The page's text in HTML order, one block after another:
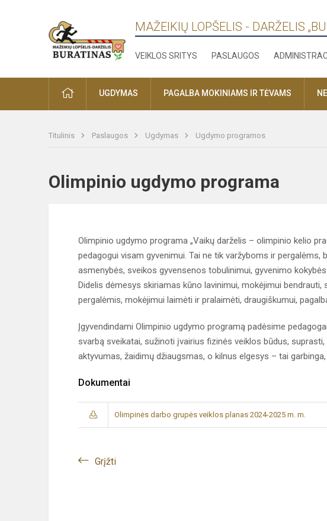
MAŽEIKIŲ LOPŠELIS - DARŽELIS
VEIKLOS SRITYS PASLAUGOS
PRADŽIAUGDYMAS PAGALBA MOKINIAMS IR TĖVAMS
Titulinis Paslaugos Ugdymas Ugdymo programos
Olimpinio ugdymo programa
Olimpinio ugdymo programa „Vaikų darželis – olimpinio kelio
pedagogui visam gyvenimui. Tai ne tik varžyboms ir
asmenybės, sveikos gyvensenos tobulinimui, gyvenimo
Didelis dėmesys skiriamas kūno lavinimui, mokėjimui
pergalėmis, mokėjimui laimėti ir pralaimėti, draugiškumui,
Įgyvendindami Olimpinio ugdymo programą padėsime
svarbą sveikatai, sužinoti įvairius fizinės veiklos būdus,
aktyvumas, žaidimų džiaugsmas, o kilnus elgesys – tai
Dokumentai
Olimpinės darbo grupės veiklos planas 2024-2025 m. m.
Grįžti